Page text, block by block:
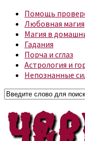
Помощь
Любовная магия
Магия в
Гадания
Порча и сглаз
Астрология и
Непознанные